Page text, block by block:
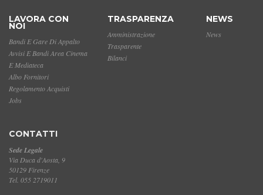
LAVORA CON
NOI
Bandi E Gare Di Appalto
Avvisi E Bandi Area Cinema
E Mediateca
Albo Fornitori
Regolamento Acquisti
Jobs
TRASPARENZA
Amministrazione
Trasparente
Bilanci
NEWS
News
CONTATTI
Sede Legale
Via Duca d'Aosta, 9
50129 Firenze
Tel. 055 2719011